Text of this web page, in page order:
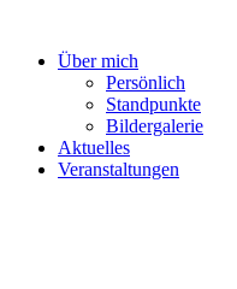
springenÜber mich
Persönlich
Standpunkte
Bildergalerie
Aktuelles
Veranstaltungen